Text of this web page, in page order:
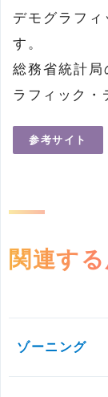
デモグラフ
す。
総務省統計
ラフィック・
参考サイト
関連す
ゾーニング